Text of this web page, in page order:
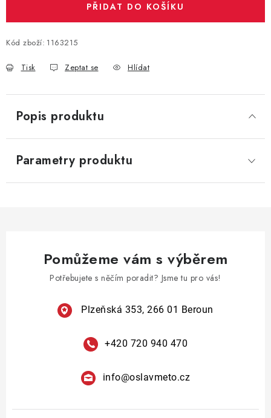
SEZÓNNÍ SVÁTKY
ORGANZY, STOLOVÉ ŠERPY
Kontakty
Obchodní podmínky
Podmínky ochrany osobních údajů
PŘIDAT DO KOŠÍKU
Kód zboží: 1163215
Tisk Zeptat se Hlídat
Popis produktu
Parametry produktu
Pomůžeme vám s výběrem
Potřebujete s něčím poradit? Jsme tu pro vás!
Plzeňská 353, 266 01 Beroun
+420 720 940 470
info@oslavmeto.cz